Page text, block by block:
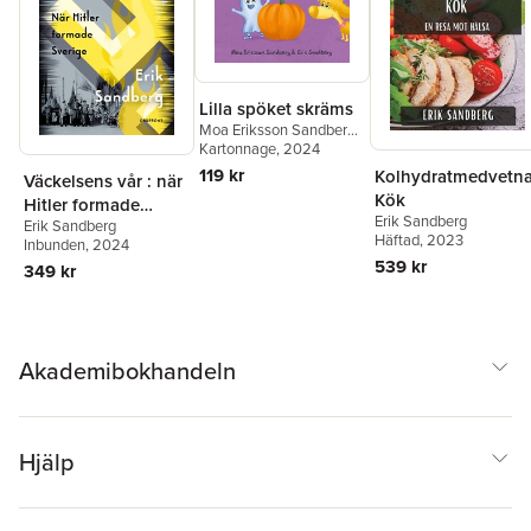
Väckelsens vår : när
Hitler formade
Sverige
Erik Sandberg
Inbunden, 2024
349 kr
Lilla spöket skräms
Moa Eriksson Sandberg,
Erik Sandberg
Kartonnage, 2024
119 kr
Kök
Erik Sandberg
Häftad, 2023
539 kr
Akademibokhandeln
Hjälp